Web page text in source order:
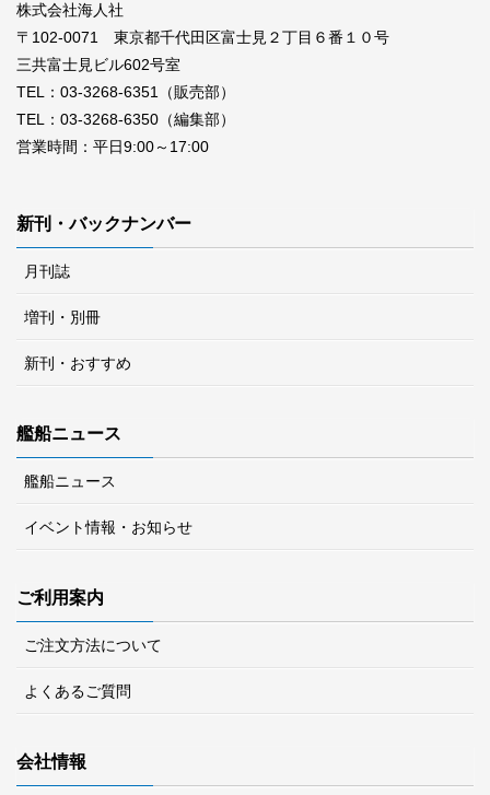
株式会社海人社
〒102-0071 東京都千代田区富士見２丁目６番１０号
三共富士見ビル602号室
TEL：03-3268-6351（販売部）
TEL：03-3268-6350（編集部）
営業時間：平日9:00～17:00
新刊・バックナンバー
月刊誌
増刊・別冊
新刊・おすすめ
艦船ニュース
艦船ニュース
イベント情報・お知らせ
ご利用案内
ご注文方法について
よくあるご質問
会社情報